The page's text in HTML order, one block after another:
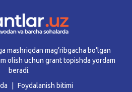
mashriqdan mag’ribgacha bo’lgan
olish uchun grant topishda yordam
beradi.
Foydalanish bitimi